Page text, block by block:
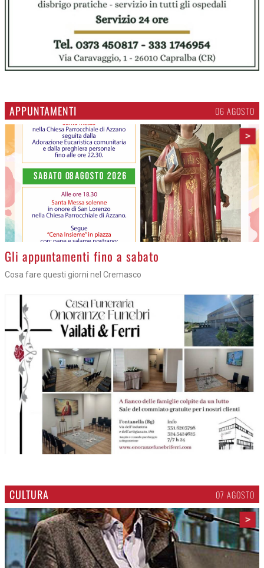
APPUNTAMENTI 06 AGOSTO
>
Gli appuntamenti fino a sabato
Cosa fare questi giorni nel Cremasco
CULTURA 07 AGOSTO
>